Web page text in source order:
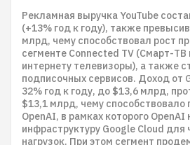
Рекламная выручка YouTube
(+13% год к году), также
млрд, чему способствовал рост
сегменте Connected TV (Смарт-
интернету телевизоры), а также
подписочных сервисов. Доход от
32% год к году, до $13,6 млрд,
$13,1 млрд, чему способствовало
OpenAI, в рамках которого
инфраструктуру Google Cloud для
нагрузок. При этом сегмент